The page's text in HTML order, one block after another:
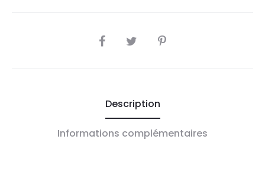
SHARE
Description
Informations complémentaires